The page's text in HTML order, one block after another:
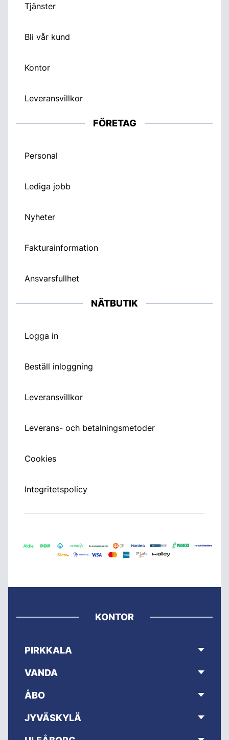
Tjänster
Bli vår kund
Kontor
Leveransvillkor
FÖRETAG
Personal
Lediga jobb
Nyheter
Fakturainformation
Ansvarsfullhet
NÄTBUTIK
Logga in
Beställ inloggning
Leveransvillkor
Leverans- och betalningsmetoder
Cookies
Integritetspolicy
KONTOR
PIRKKALA
VANDA
ÅBO
JYVÄSKYLÄ